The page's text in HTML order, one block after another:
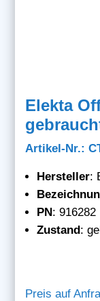
Elekta
Artikel-Nr.:
Hersteller:
PN: 916282
Zustand:
Preis auf